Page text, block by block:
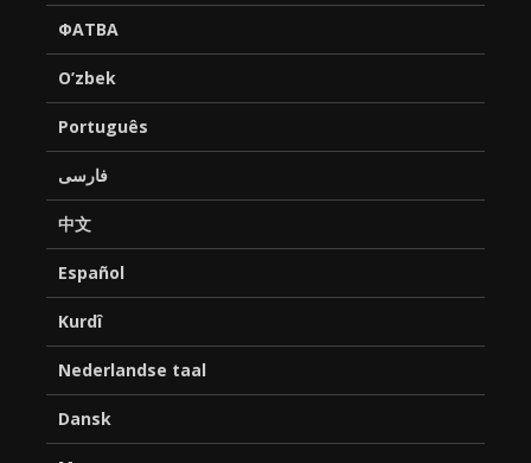
ФАТВА
O’zbek
Português
فارسی
中文
Español
Kurdî
Nederlandse taal
Dansk